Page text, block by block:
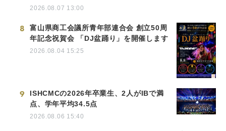
2026.08.07 13:00
8
富山県商工会議所青年部連合会 創立50周
年記念祝賀会 「DJ盆踊り」を開催します
2026.08.04 15:25
9
ISHCMCの2026年卒業生、2人がIBで満
点、学年平均34.5点
2026.08.06 15:40